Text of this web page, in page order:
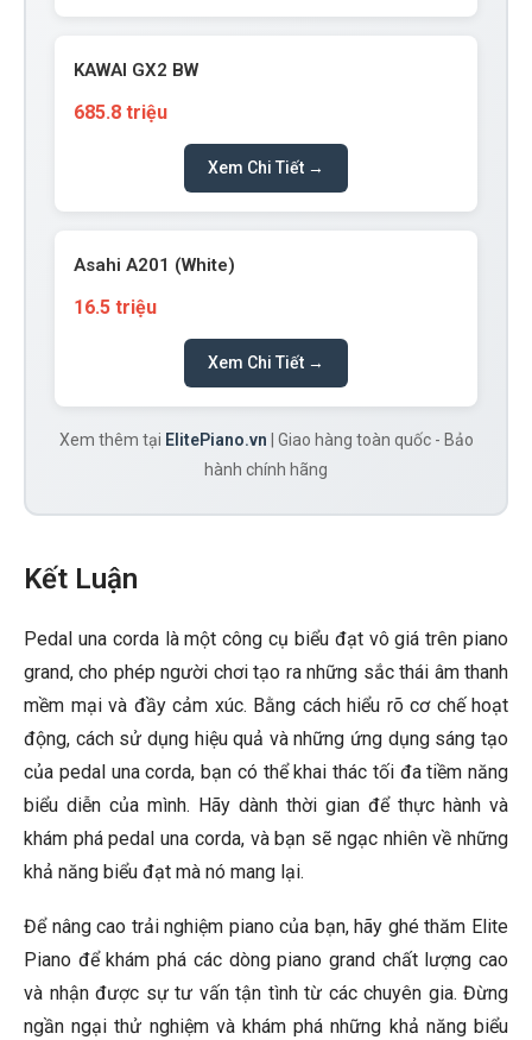
KAWAI GX2 BW
685.8 triệu
Xem Chi Tiết →
Asahi A201 (White)
16.5 triệu
Xem Chi Tiết →
Xem thêm tại ElitePiano.vn | Giao hàng toàn quốc - Bảo
hành chính hãng
Kết Luận
Pedal una corda là một công cụ biểu đạt vô giá trên piano
grand, cho phép người chơi tạo ra những sắc thái âm thanh
mềm mại và đầy cảm xúc. Bằng cách hiểu rõ cơ chế hoạt
động, cách sử dụng hiệu quả và những ứng dụng sáng tạo
của pedal una corda, bạn có thể khai thác tối đa tiềm năng
biểu diễn của mình. Hãy dành thời gian để thực hành và
khám phá pedal una corda, và bạn sẽ ngạc nhiên về những
khả năng biểu đạt mà nó mang lại.
Để nâng cao trải nghiệm piano của bạn, hãy ghé thăm Elite
Piano để khám phá các dòng piano grand chất lượng cao
và nhận được sự tư vấn tận tình từ các chuyên gia. Đừng
ngần ngại thử nghiệm và khám phá những khả năng biểu